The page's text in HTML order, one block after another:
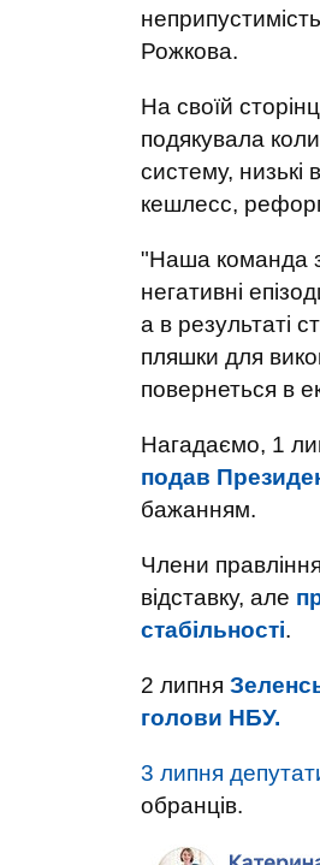
Рожкова.
На своїй
подякувала
систему, низькі
кешлесс,
"Наша команда
негативні
а в результаті
пляшки для
повернеться в
Нагадаємо, 1
подав
бажанням.
Члени
відставку, але
стабільності.
2 липня
голови НБУ.
3 липня
обранців.